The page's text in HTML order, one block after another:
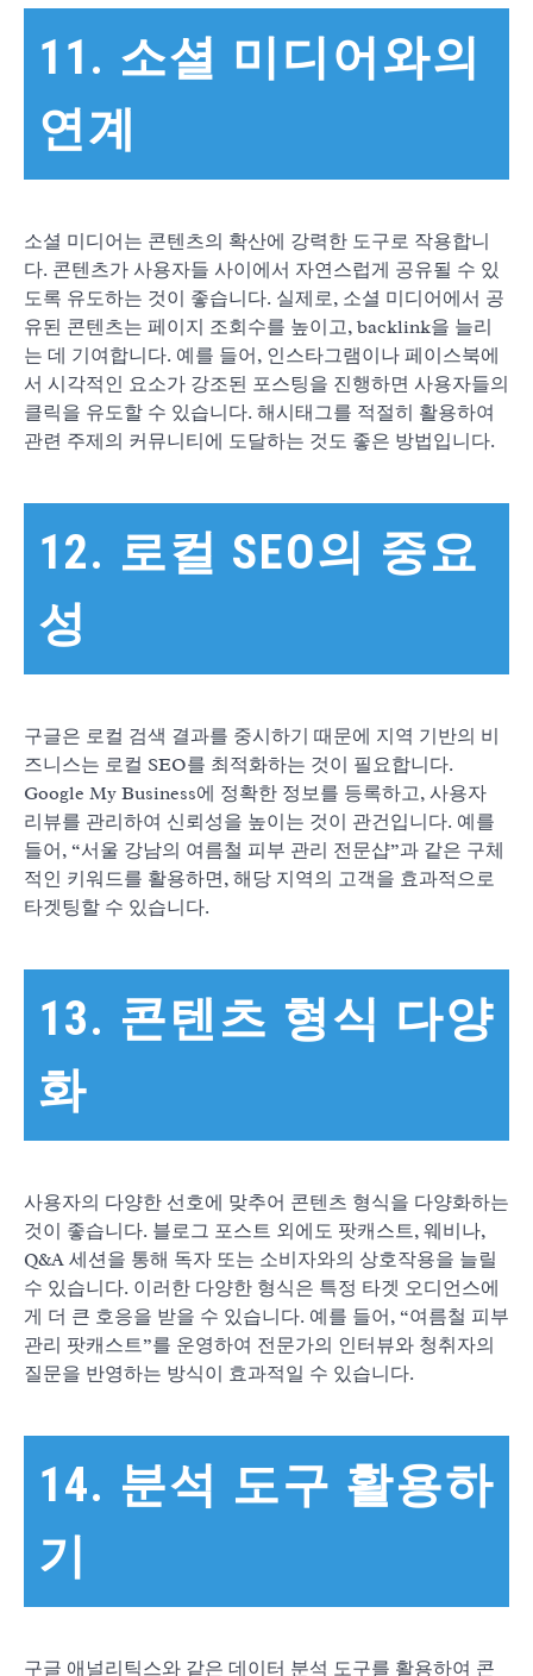
11. 소셜 미디어와의
연계
소셜 미디어는 콘텐츠의 확산에 강력한 도구로 작용합니
다. 콘텐츠가 사용자들 사이에서 자연스럽게 공유될 수 있
도록 유도하는 것이 좋습니다. 실제로, 소셜 미디어에서 공
유된 콘텐츠는 페이지 조회수를 높이고, backlink을 늘리
는 데 기여합니다. 예를 들어, 인스타그램이나 페이스북에
서 시각적인 요소가 강조된 포스팅을 진행하면 사용자들의
클릭을 유도할 수 있습니다. 해시태그를 적절히 활용하여
관련 주제의 커뮤니티에 도달하는 것도 좋은 방법입니다.
12. 로컬 SEO의 중요
성
구글은 로컬 검색 결과를 중시하기 때문에 지역 기반의 비
즈니스는 로컬 SEO를 최적화하는 것이 필요합니다.
Google My Business에 정확한 정보를 등록하고, 사용자
리뷰를 관리하여 신뢰성을 높이는 것이 관건입니다. 예를
들어, “서울 강남의 여름철 피부 관리 전문샵”과 같은 구체
적인 키워드를 활용하면, 해당 지역의 고객을 효과적으로
타겟팅할 수 있습니다.
13. 콘텐츠 형식 다양
화
사용자의 다양한 선호에 맞추어 콘텐츠 형식을 다양화하는
것이 좋습니다. 블로그 포스트 외에도 팟캐스트, 웨비나,
Q&A 세션을 통해 독자 또는 소비자와의 상호작용을 늘릴
수 있습니다. 이러한 다양한 형식은 특정 타겟 오디언스에
게 더 큰 호응을 받을 수 있습니다. 예를 들어, “여름철 피부
관리 팟캐스트”를 운영하여 전문가의 인터뷰와 청취자의
질문을 반영하는 방식이 효과적일 수 있습니다.
14. 분석 도구 활용하
기
구글 애널리틱스와 같은 데이터 분석 도구를 활용하여 콘